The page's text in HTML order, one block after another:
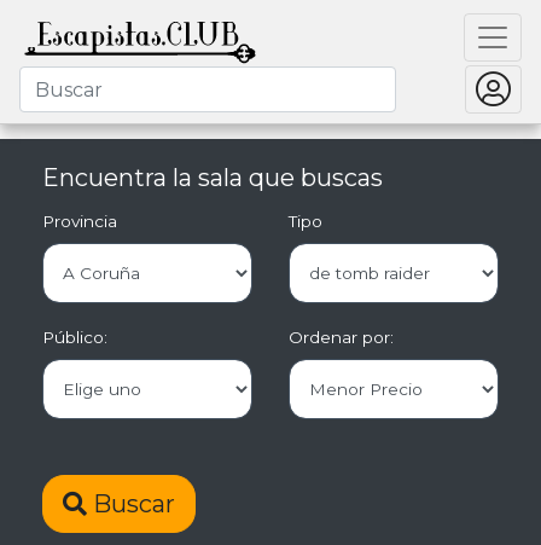
Encuentra la sala que buscas
Provincia Tipo
Público: Ordenar por:
Buscar